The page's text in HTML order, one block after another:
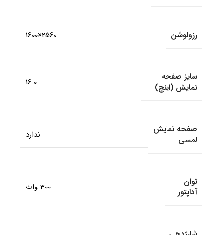
رزولوشن 2560×1600
سایز صفحه
نمایش (اینچ)
16.0
صفحه نمایش
لمسی
ندارد
توان
آداپتور
300 وات